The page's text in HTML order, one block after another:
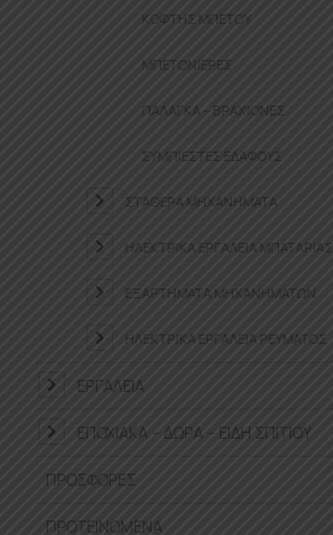
ΚΌΦΤΗΣ ΜΠΕΤΟΎ
ΜΠΕΤΟΝΙΈΡΕΣ
ΠΑΛΆΓΚΑ – ΒΡΑΧΊΟΝΕΣ
ΣΥΜΠΙΕΣΤΈΣ ΕΔΆΦΟΥΣ
ΣΤΑΘΕΡΆ ΜΗΧΑΝΉΜΑΤΑ
ΗΛΕΚΤΡΙΚΆ ΕΡΓΑΛΕΊΑ ΜΠΑΤΑΡΊΑΣ
ΕΞΑΡΤΉΜΑΤΑ ΜΗΧΑΝΗΜΆΤΩΝ
ΗΛΕΚΤΡΙΚΆ ΕΡΓΑΛΕΊΑ ΡΕΎΜΑΤΟΣ
ΕΡΓΑΛΕΊΑ
ΕΠΟΧΙΑΚΆ – ΔΏΡΑ – ΕΊΔΗ ΣΠΙΤΙΟΎ
ΠΡΟΣΦΟΡΈΣ
ΠΡΟΤΕΙΝΌΜΕΝΑ